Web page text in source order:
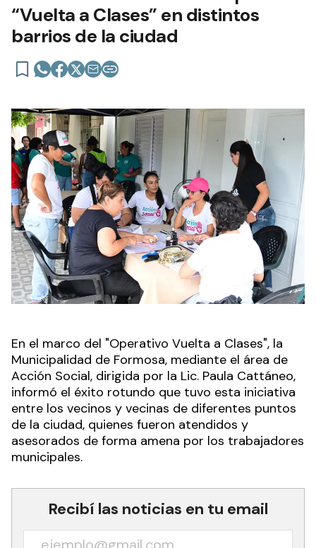
“Vuelta a Clases” en distintos
barrios de la ciudad
En el marco del "Operativo Vuelta a Clases", la
Municipalidad de Formosa, mediante el área de
Acción Social, dirigida por la Lic. Paula Cattáneo,
informó el éxito rotundo que tuvo esta iniciativa
entre los vecinos y vecinas de diferentes puntos
de la ciudad, quienes fueron atendidos y
asesorados de forma amena por los trabajadores
municipales.
Recibí las noticias en tu email